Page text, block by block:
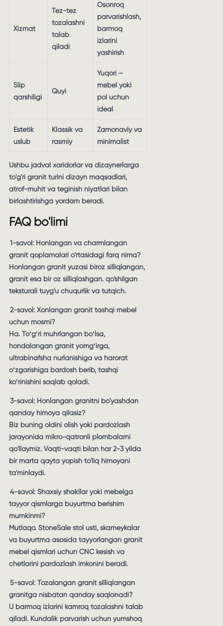
Xizmat
Tez-tez
tozalashni
talab
qiladi
Osonroq
parvarishlash,
barmoq
izlarini
yashirish
Slip
qarshiligi
Quyi
Yuqori –
mebel yoki
pol uchun
ideal
Estetik
uslub
Klassik va
rasmiy
Zamonaviy va
minimalist
Ushbu jadval xaridorlar va dizaynerlarga
to'g'ri granit turini dizayn maqsadlari,
atrof-muhit va teginish niyatlari bilan
birlashtirishga yordam beradi.
FAQ bo'limi
1-savol: Honlangan va charmlangan
granit qoplamalari o'rtasidagi farq nima?
Honlangan granit yuzasi biroz silliqlangan,
granit esa bir oz silliqlashgan. qo'shilgan
teksturali tuyg'u chuqurlik va tutqich.
2-savol: Xonlangan granit tashqi mebel
uchun mosmi?
Ha. Toʻgʻri muhrlangan boʻlsa,
hondalangan granit yomgʻirga,
ultrabinafsha nurlanishiga va harorat
oʻzgarishiga bardosh berib, tashqi
koʻrinishini saqlab qoladi.
3-savol: Honlangan granitni bo'yashdan
qanday himoya qilasiz?
Biz buning oldini olish yoki pardozlash
jarayonida mikro-qatronli plombalarni
qo'llaymiz. Vaqti-vaqti bilan har 2-3 yilda
bir marta qayta yopish to'liq himoyani
ta'minlaydi.
4-savol: Shaxsiy shakllar yoki mebelga
tayyor qismlarga buyurtma berishim
mumkinmi?
Mutlaqo. StoneSale stol usti, skameykalar
va buyurtma asosida tayyorlangan granit
mebel qismlari uchun CNC kesish va
chetlarini pardozlash imkonini beradi.
5-savol: Tozalangan granit silliqlangan
granitga nisbatan qanday saqlanadi?
U barmoq izlarini kamroq tozalashni talab
qiladi. Kundalik parvarish uchun yumshoq